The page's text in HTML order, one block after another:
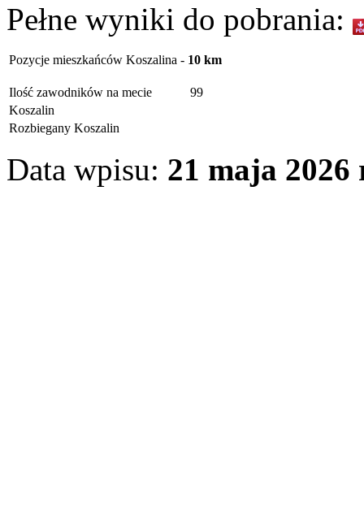
Pełne wyniki do pobrania:
Pozycje mieszkańców Koszalina - 10 km
Ilość zawodników na mecie
99
Koszalin
Rozbiegany Koszalin
Data wpisu: 21 maja 2026